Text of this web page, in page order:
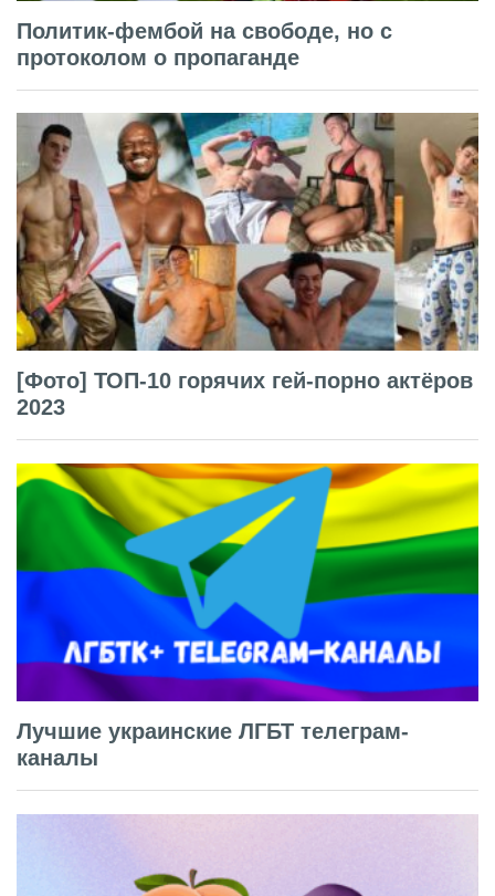
Политик-фембой на свободе, но с
протоколом о пропаганде
[Фото] ТОП-10 горячих гей-порно актёров
2023
Лучшие украинские ЛГБТ телеграм-
каналы